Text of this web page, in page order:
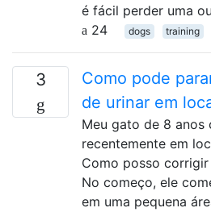
é fácil perder uma
24
dogs training
3
Como pode
de urinar em
Meu gato de 8 anos
recentemente em
Como posso
No começo, ele
em uma pequena